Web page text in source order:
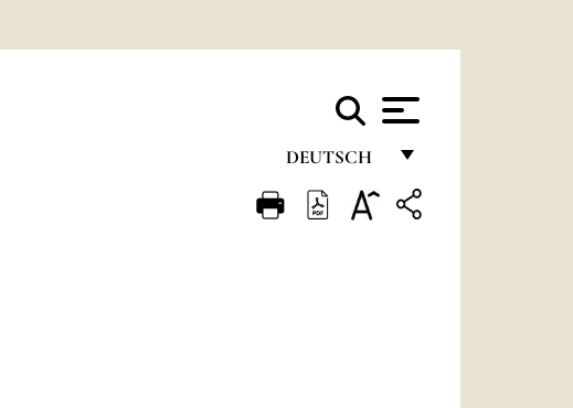
DEUTSCH
FRANÇAIS